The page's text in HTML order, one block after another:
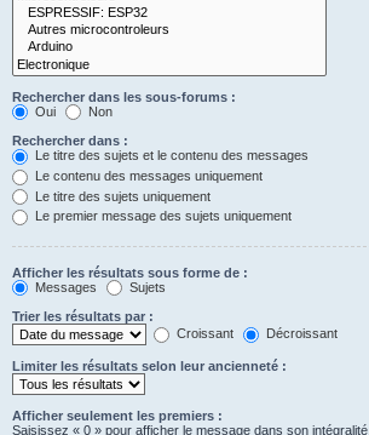
Rechercher dans les sous-forums :
Oui
Non
Rechercher dans :
Le titre des sujets et le contenu des messages
Le contenu des messages uniquement
Le titre des sujets uniquement
Le premier message des sujets uniquement
Afficher les résultats sous forme de :
Messages
Sujets
Trier les résultats par :
Croissant
Décroissant
Limiter les résultats selon leur ancienneté :
Afficher seulement les premiers :
Saisissez « 0 » pour afficher le message dans son intégralité.